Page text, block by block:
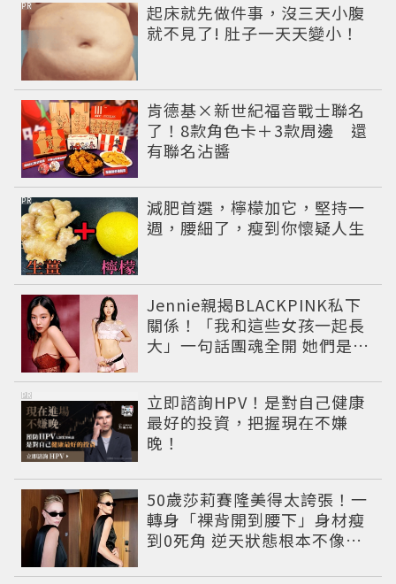
起床就先做件事，沒三天小腹
就不見了! 肚子一天天變小！
PR
肯德基×新世紀福音戰士聯名
了！8款角色卡＋3款周邊 還
有聯名沾醬
減肥首選，檸檬加它，堅持一
週，腰細了，瘦到你懷疑人生
PR
Jennie親揭BLACKPINK私下
關係！「我和這些女孩一起長
大」一句話團魂全開 她們是彼
立即諮詢HPV！是對自己健康
最好的投資，把握現在不嫌
晚！
PR
50歲莎莉賽隆美得太誇張！一
轉身「裸背開到腰下」身材瘦
到0死角 逆天狀態根本不像年